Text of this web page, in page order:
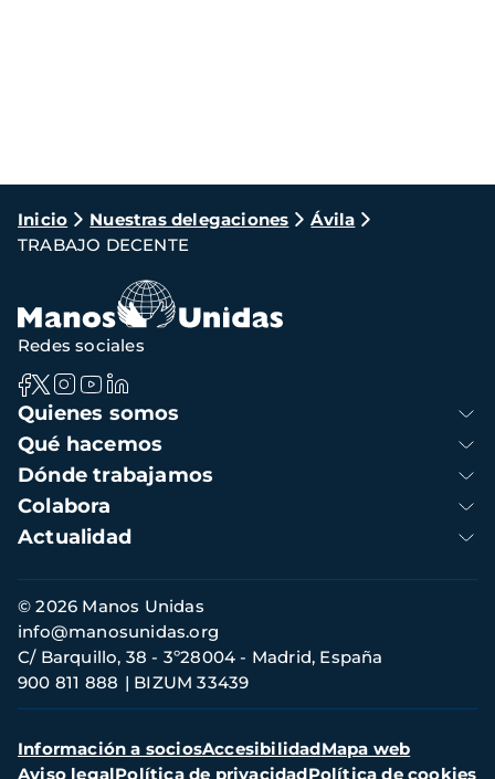
Ruta
de
navegación
Inicio Nuestras delegaciones
Ávila
TRABAJO DECENTE
Navegación
principal
Quienes somos
Qué hacemos
Dónde trabajamos
Colabora
Actualidad
Redes sociales
Información
de
contacto
© 2026 Manos Unidas
C/ Barquillo, 38 - 3º28004 - Madrid, España
900 811 888
BIZUM 33439
info@manosunidas.org
Menú
secundario
Información a sociosAccesibilidadMapa web
Aviso legalPolítica de privacidadPolítica de cookies